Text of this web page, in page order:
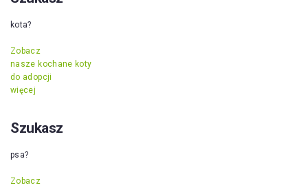
kota?
Zobacz
nasze kochane koty
do adopcji
więcej
Szukasz
psa?
Zobacz